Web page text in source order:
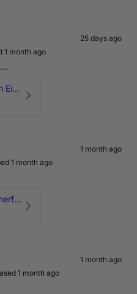
25 days ago
1 month ago
MQB Billet Aluminium Einsatz Drehmomentstütze - DOGBONE für Audi RS3, TTRS, RSQ3
1 month ago
1 month ago
HPerformance Sommerfest 2026
1 month ago
1 month ago